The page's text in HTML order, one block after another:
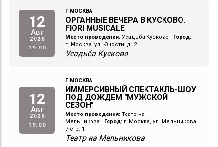
12
Авг
2026
19:00
Г МОСКВА
ОРГАННЫЕ ВЕЧЕРА В КУСКОВО.
FIORI MUSICALE
Место проведения: Усадьба Кусково | Город:
г. Москва, ул. Юности, д. 2
Усадьба Кусково
12
Авг
2026
19:00
Г МОСКВА
ИММЕРСИВНЫЙ СПЕКТАКЛЬ-ШОУ
ПОД ДОЖДЕМ "МУЖСКОЙ
СЕЗОН"
Место проведения: Театр на
Мельникова | Город: г. Москва, ул. Мельникова
7 стр. 1
Театр на Мельникова